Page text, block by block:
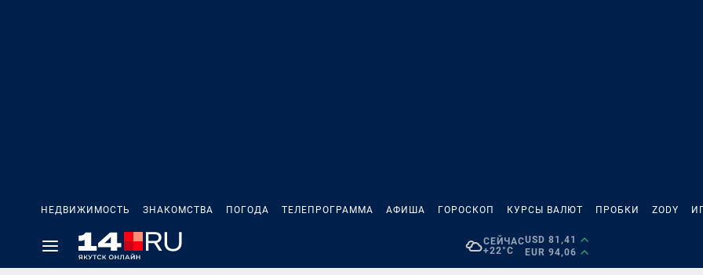
НЕДВИЖИМОСТЬ ЗНАКОМСТВА ПОГОДА ТЕЛЕПРОГРАММА АФИША ГОРОСКОП КУРСЫ ВАЛЮТ ПРОБКИ ZODY
СЕЙЧАС
+22°C
USD 81,41
EUR 94,06